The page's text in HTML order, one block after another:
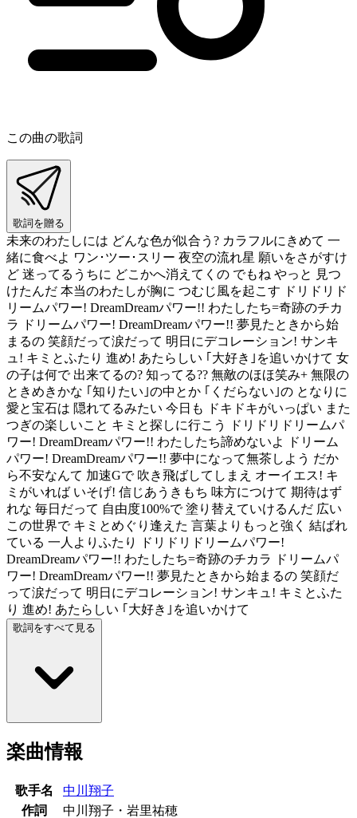
この曲の歌詞
歌詞を贈る
未来のわたしには どんな色が似合う? カラフルにきめて 一
緒に食べよ ワン･ツー･スリー 夜空の流れ星 願いをさがすけ
ど 迷ってるうちに どこかへ消えてくの でもね やっと 見つ
けたんだ 本当のわたしが胸に つむじ風を起こす ドリドリド
リームパワー! DreamDreamパワー!! わたしたち=奇跡のチカ
ラ ドリームパワー! DreamDreamパワー!! 夢見たときから始
まるの 笑顔だって涙だって 明日にデコレーション! サンキ
ュ! キミとふたり 進め! あたらしい ｢大好き｣を追いかけて 女
の子は何で 出来てるの? 知ってる?? 無敵のほほ笑み+ 無限の
ときめきかな ｢知りたい｣の中とか ｢くだらない｣の となりに
愛と宝石は 隠れてるみたい 今日も ドキドキがいっぱい また
つぎの楽しいこと キミと探しに行こう ドリドリドリームパ
ワー! DreamDreamパワー!! わたしたち諦めないよ ドリーム
パワー! DreamDreamパワー!! 夢中になって無茶しよう だか
ら不安なんて 加速Gで 吹き飛ばしてしまえ オーイエス! キ
ミがいれば いそげ! 信じあうきもち 味方につけて 期待はず
れな 毎日だって 自由度100%で 塗り替えていけるんだ 広い
この世界で キミとめぐり逢えた 言葉よりもっと強く 結ばれ
ている 一人よりふたり ドリドリドリームパワー!
DreamDreamパワー!! わたしたち=奇跡のチカラ ドリームパ
ワー! DreamDreamパワー!! 夢見たときから始まるの 笑顔だ
って涙だって 明日にデコレーション! サンキュ! キミとふた
り 進め! あたらしい ｢大好き｣を追いかけて
歌詞をすべて見る
楽曲情報
歌手名
中川翔子
作詞
中川翔子・岩里祐穂